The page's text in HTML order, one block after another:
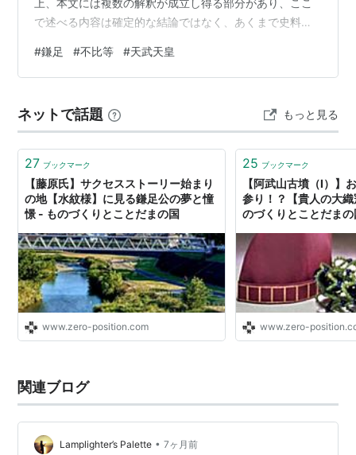
で述べる内容は確定的な結論ではなく、あくまで史料に
仮説であり、特定の学説を否定する意図はなく、引用は
学術研究の紹介であり、民族的価値判断とは無関係で
まれたとされる６１４年頃は推古天皇の治世だった。そ
もそも推古天皇と蘇我馬子は５８７年に物部氏を滅ぼし
た丁未の乱の中心人物であり、かつ、異母弟の崇峻天
皇…
#鎌足 #不比等 #天武天皇
ネットで話題 もっと見る
27 ブックマーク
【藤原氏】サクセスストーリー始まり
の地【水紋様】に見る鎌足公の夢と憧
憬 - ものづくりとことだまの国
www.zero-position.com
25 ブックマーク
【阿武山古墳（Ⅰ）】
参り！？【貴人の大
のづくりとことだま
www.zero-
関連ブログ
Lamplighter’s Palette • 7ヶ月前